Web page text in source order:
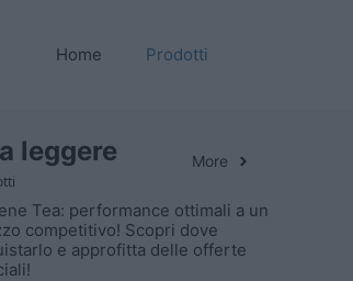
Home Prodotti
leggere
More
Tea: performance ottimali a un
competitivo! Scopri dove
e approfitta delle offerte